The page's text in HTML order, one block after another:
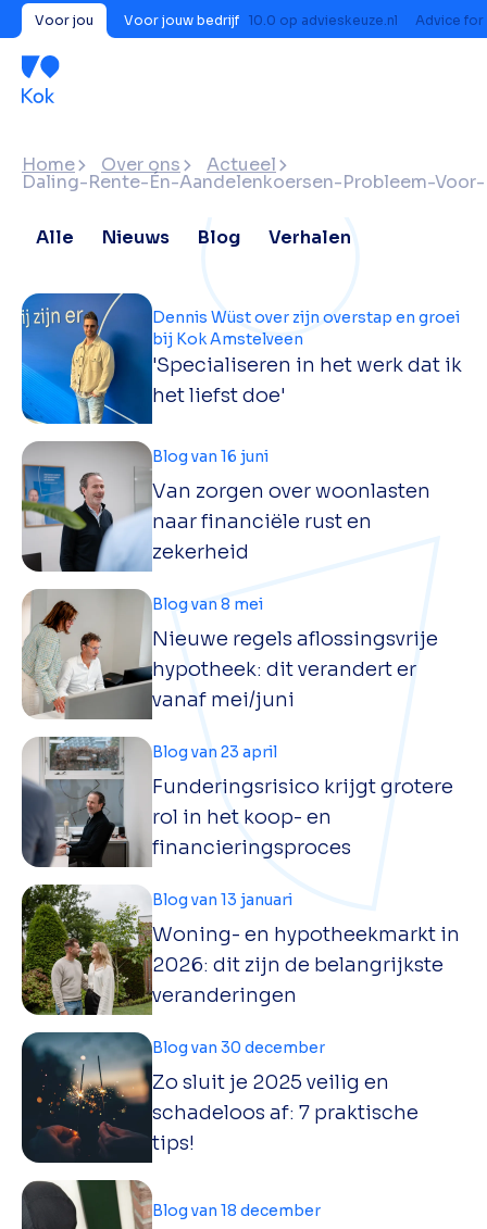
Voor jou Voor jouw bedrijf 10.0 op advieskeuze.nl Advice for
Home Over ons Actueel
Daling-Rente-Én-Aandelenkoersen-Probleem-
Alle Nieuws Blog Verhalen
'Specialiseren in het werk dat ik
het liefst doe'
Dennis Wüst over zijn overstap en groei
bij Kok Amstelveen
Van zorgen over woonlasten
naar financiële rust en
zekerheid
Blog van 16 juni
Nieuwe regels aflossingsvrije
hypotheek: dit verandert er
vanaf mei/juni
Blog van 8 mei
Funderingsrisico krijgt grotere
rol in het koop- en
financieringsproces
Blog van 23 april
Woning- en hypotheekmarkt in
2026: dit zijn de belangrijkste
veranderingen
Blog van 13 januari
Zo sluit je 2025 veilig en
schadeloos af: 7 praktische
tips!
Blog van 30 december
Blog van 18 december